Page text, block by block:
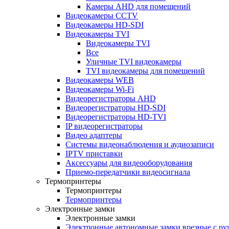
Камеры AHD для помещений
Видеокамеры CCTV
Видеокамеры HD-SDI
Видеокамеры TVI
Видеокамеры TVI
Все
Уличные TVI видеокамеры
TVI видеокамеры для помещений
Видеокамеры WEB
Видеокамеры Wi-Fi
Видеорегистраторы AHD
Видеорегистраторы HD-SDI
Видеорегистраторы HD-TVI
IP видеорегистраторы
Видео адаптеры
Системы видеонаблюдения и аудиозаписи
IPTV приставки
Аксессуары для видеооборудования
Приемо-передатчики видеосигнала
Термопринтеры
Термопринтеры
Термопринтеры
Электронные замки
Электронные замки
Электронные автономные замки врезные с